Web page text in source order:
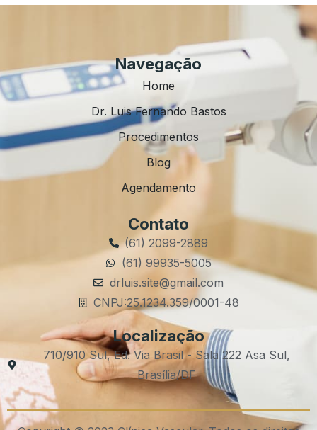
Navegação
Home
Dr. Luis Fernando Bastos
Procedimentos
Blog
Agendamento
Contato
(61) 2099-2889
(61) 99935-5005
drluis.site@gmail.com
CNPJ:25.1234.359/0001-48
Localização
710/910 Sul, Ed. Via Brasil - Sala 222 Asa Sul,
Brasília/DF